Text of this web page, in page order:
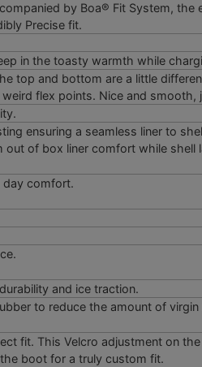
by Boa® Fit System, the
Precise fit.
in the toasty warmth while
top and bottom are a little
flex points. Nice and smooth,
ensuring a seamless liner to
of box liner comfort while
day comfort.
and ice traction.
to reduce the amount of
fit. This Velcro adjustment on
boot for a truly custom fit.